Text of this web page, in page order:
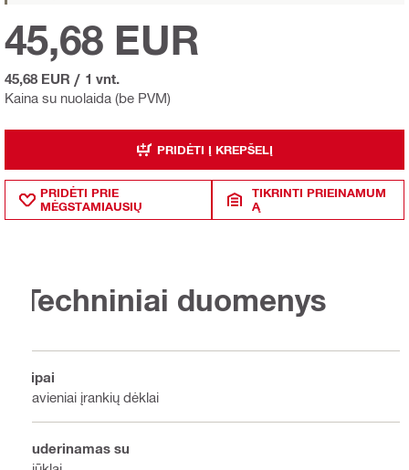
Kaina su nuolaida (be PVM)
45,68 EUR
45,68 EUR / 1 vnt.
PRIDĖTI Į KREPŠELĮ
PRIDĖTI PRIE
MĖGSTAMIAUSIŲ
TIKRINTI PRIEINAMUM
Ą
Techniniai duomenys
Tipai
Pavieniai įrankių dėklai
Suderinamas su